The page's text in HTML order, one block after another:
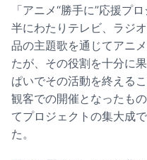
「アニメ“勝手に”応援プ
半にわたりテレビ、ラジ
品の主題歌を通じてアニ
たが、その役割を十分に
ぱいでその活動を終える
観客での開催となったも
てプロジェクトの集大成
た。